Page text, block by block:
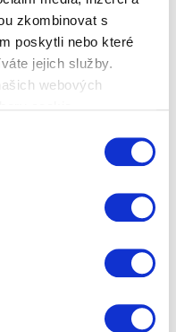
zkombinovat s
poskytli nebo které
jejich služby.
webových